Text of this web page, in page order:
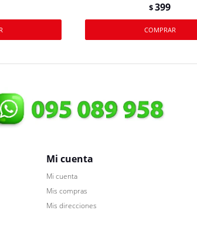
$399
Mi cuenta
Mi cuenta
Mis compras
Mis direcciones